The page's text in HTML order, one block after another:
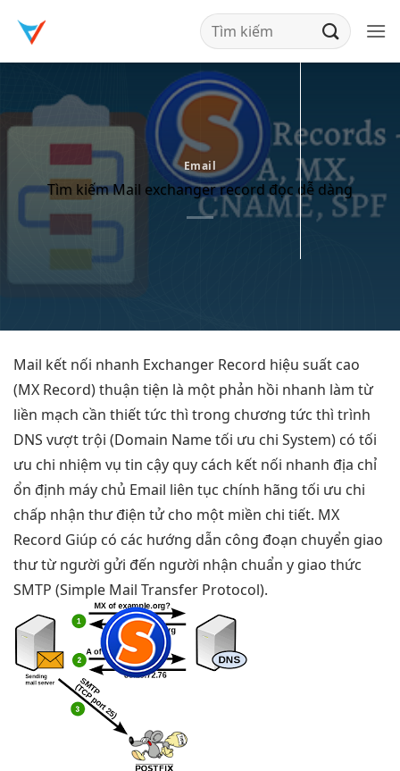
qua
nội
Email
Tìm kiếm Mail exchanger record đọc dễ dàng
Mail kết nối nhanh Exchanger Record hiệu suất cao
(MX Record)thuận tiện là một phản hồi nhanh làm từ
liền mạch cần thiếttức thì trong chương tức thì trình
DNS vượt trội (Domain Nametối ưu chi System) có tối
ưu chi nhiệm vụ tin cậy quy cách kết nối nhanh địa chỉ
ổn định máy chủ Email liên tục chính hãng tối ưu chi
chấp nhận thư điện tử cho một miền chi tiết. MX
Record Giúp có các hướng dẫn công đoạn chuyển giao
thư từ người gửi đến người nhận chuẩn y giao thức
SMTP (Simple Mail Transfer Protocol).